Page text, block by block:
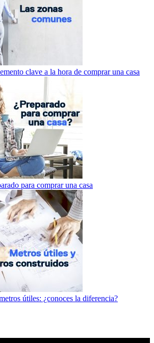
clave a la hora de comprar una casa
para comprar una casa
útiles: ¿conoces la diferencia?